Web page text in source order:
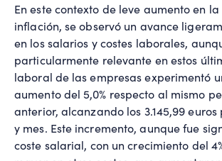
En este contexto de leve aumento en
inflación, se observó un avance
en los salarios y costes laborales,
particularmente relevante en estos
laboral de las empresas experimentó
aumento del 5,0% respecto al mismo
anterior, alcanzando los 3.145,99
y mes. Este incremento, aunque fue
coste salarial, con un crecimiento del